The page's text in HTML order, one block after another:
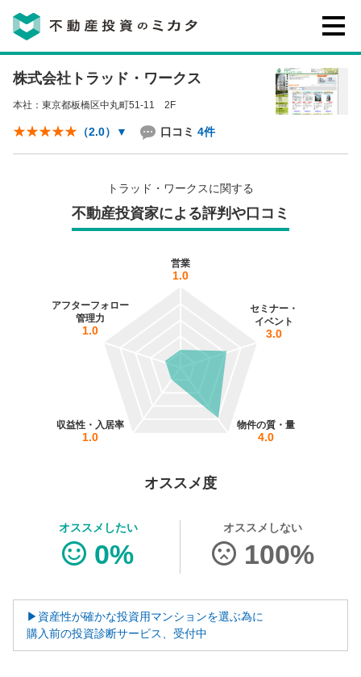
不動産投資のミカタとは
講座・セミナー
不動産投資会社の評判・口コミ
お客様の声
0120-146-460
営業時間：10:00〜19:00(土日祝も営業中) 定休日：水
株式会社トラッド・ワークス
本社：東京都板橋区中丸町51-11 2F
（2.0） ▼ 口コミ 4件
トラッド・ワークスに関する
不動産投資家による評判や口コミ
営業
1.0
セミナー・
イベント
3.0
物件の質・量
4.0
収益性・入居率
1.0
アフターフォロー
管理力
1.0
オススメ度
オススメしたい
0%
オススメしない
100%
▶資産性が確かな投資用マンションを選ぶ為に
購入前の投資診断サービス、受付中